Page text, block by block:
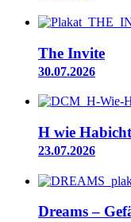
The Invite
30.07.2026
H wie Habicht
23.07.2026
Dreams –